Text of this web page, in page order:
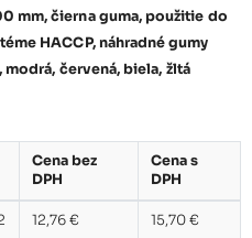
12,76 €
mm, čierna guma, použitie do
HACCP, náhradné gumy
modrá, červená, biela, žltá
Cena bez
DPH
Cena s
DPH
12,76 € 15,70 €